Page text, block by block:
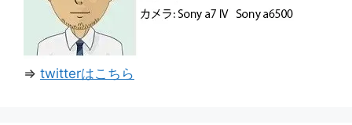
⇒ twitterはこちら